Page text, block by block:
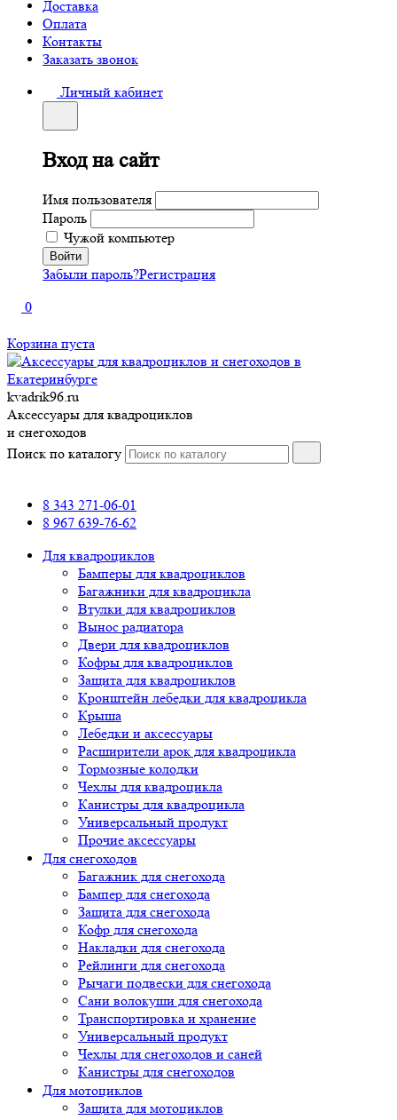
Доставка
Оплата
Контакты
Заказать звонок
Личный кабинет
Вход на сайт
Имя пользователя
Пароль
Чужой компьютер
Забыли пароль?Регистрация
0
Корзина пуста
kvadrik96.ru
Аксессуары для квадроциклов
и снегоходов
Поиск по каталогу
8 343 271-06-01
8 967 639-76-62
Для квадроциклов
Бамперы для квадроциклов
Багажники для квадроцикла
Втулки для квадроциклов
Вынос радиатора
Двери для квадроциклов
Кофры для квадроциклов
Защита для квадроциклов
Кронштейн лебедки для квадроцикла
Крыша
Лебедки и аксессуары
Расширители арок для квадроцикла
Тормозные колодки
Чехлы для квадроцикла
Канистры для квадроцикла
Универсальный продукт
Прочие аксессуары
Для снегоходов
Багажник для снегохода
Бампер для снегохода
Защита для снегохода
Кофр для снегохода
Накладки для снегохода
Рейлинги для снегохода
Рычаги подвески для снегохода
Сани волокуши для снегохода
Транспортировка и хранение
Универсальный продукт
Чехлы для снегоходов и саней
Канистры для снегоходов
Для мотоциклов
Защита для мотоциклов